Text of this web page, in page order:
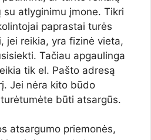
su atlyginimu įmone. Tikri
paprastai turės
jei reikia, yra fizinė vieta,
Tačiau apgaulinga
tik el. Pašto adresą
Jei nėra kito būdo
būti atsargūs.
atsargumo priemonės,